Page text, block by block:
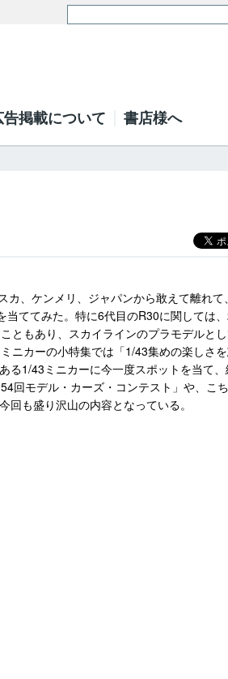
告掲載について 書店様へ
、ケンメリ、ジャパンから敢えて離れて
ててみた。特に6代目のR30に関しては
ともあり、スカイラインのプラモデルと
ニカーの小特集では「1/43集めの楽しさ
る1/43ミニカーに今一度スポットを当て
回モデル・カーズ・コンテスト」や、こ
も盛り沢山の内容となっている。